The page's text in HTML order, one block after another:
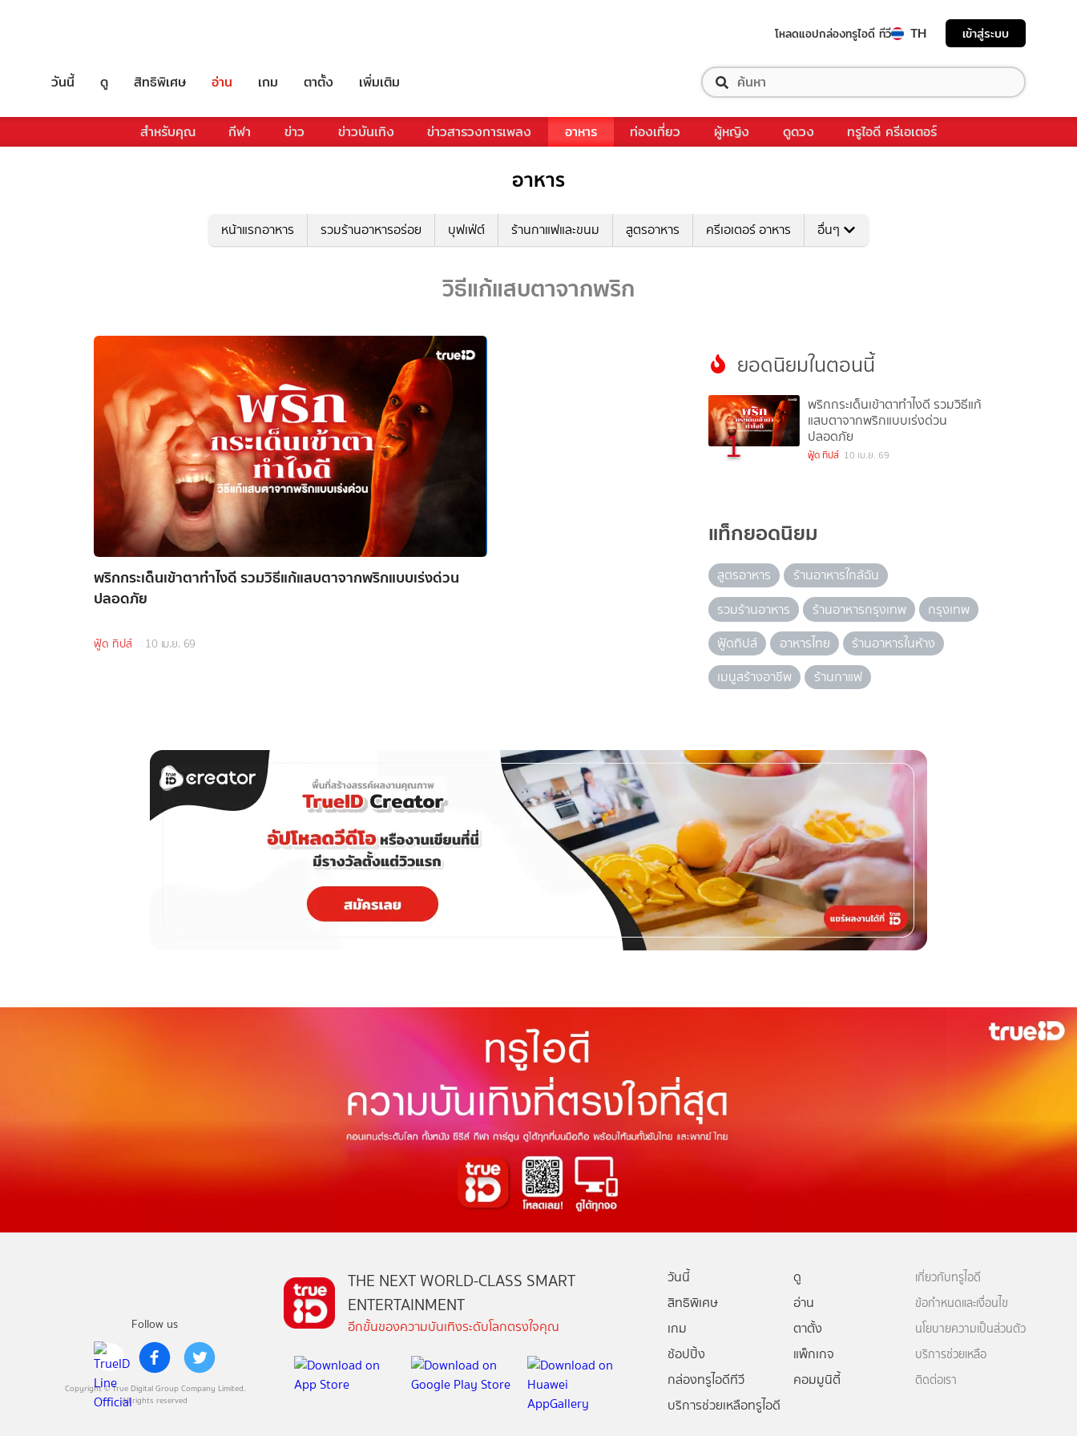
โหลดแอปกล่องทรูไอดี ทีวี TH เข้าสู่ระบบ
วันนี้ ดู สิทธิพิเศษ อ่าน เกม ตาตั้ง เพิ่มเติม
สำหรับคุณ กีฬา ข่าว ข่าวบันเทิง ข่าวสารวงการเพลง อาหาร ท่องเที่ยว ผู้หญิง ดูดวง ทรูไอดี ครีเอเตอร์
อาหาร
หน้าแรกอาหาร รวมร้านอาหารอร่อย บุฟเฟ่ต์ ร้านกาแฟและขนม สูตรอาหาร ครีเอเตอร์ อาหาร อื่นๆ
วิธีแก้แสบตาจากพริก
พริกกระเด็นเข้าตาทำไงดี รวมวิธีแก้แสบตาจากพริกแบบเร่งด่วน
ปลอดภัย
ฟู้ด ทิปส์ 10 เม.ย. 69
ยอดนิยมในตอนนี้
1
พริกกระเด็นเข้าตาทำไงดี รวมวิธีแก้
แสบตาจากพริกแบบเร่งด่วน
ปลอดภัย
ฟู้ด ทิปส์ 10 เม.ย. 69
แท็กยอดนิยม
สูตรอาหาร
ร้านอาหารใกล้ฉัน
รวมร้านอาหาร
ร้านอาหารกรุงเทพ
กรุงเทพ
ฟู้ดทิปส์
อาหารไทย
ร้านอาหารในห้าง
เมนูสร้างอาชีพ
ร้านกาแฟ
Follow us
Copyright © True Digital Group Company Limited.
All rights reserved
THE NEXT WORLD-CLASS SMART
ENTERTAINMENT
อีกขั้นของความบันเทิงระดับโลกตรงใจคุณ
วันนี้
ดู
สิทธิพิเศษ
อ่าน
เกม
ตาตั้ง
ช้อปปิ้ง
แพ็กเกจ
กล่องทรูไอดีทีวี
คอมมูนิตี้
บริการช่วยเหลือทรูไอดี
เกี่ยวกับทรูไอดี
ข้อกำหนดและเงื่อนไข
นโยบายความเป็นส่วนตัว
บริการช่วยเหลือ
ติดต่อเรา